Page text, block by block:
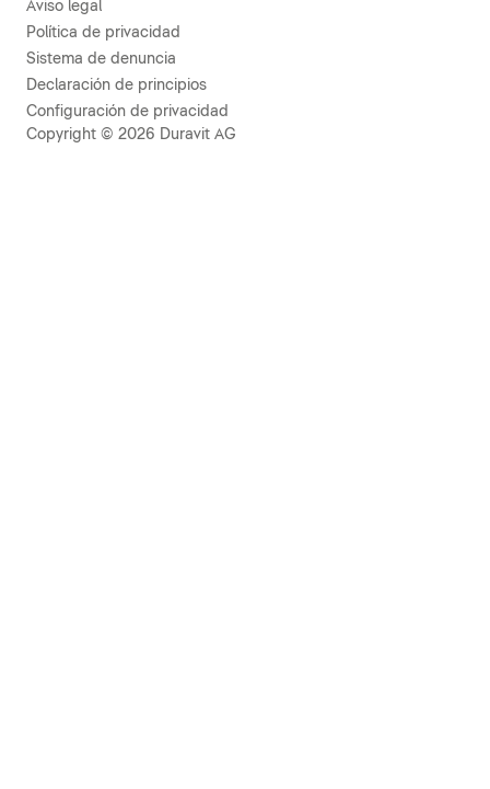
Aviso legal
Política de privacidad
Sistema de denuncia
Declaración de principios
Configuración de privacidad
Copyright © 2026 Duravit AG